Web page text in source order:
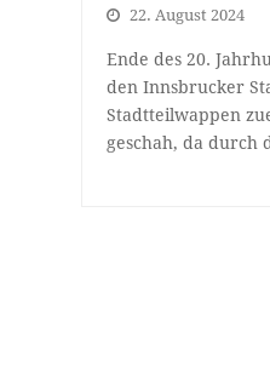
22. August 2024
Ende des 20.
den Innsbrucker
Stadtteilwappen
geschah, da durch